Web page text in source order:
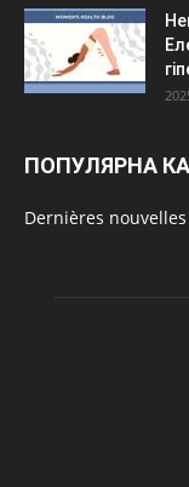
ПОПУЛЯРНА
Dernières